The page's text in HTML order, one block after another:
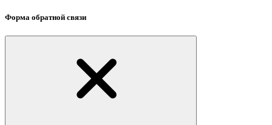
Форма обратной связи